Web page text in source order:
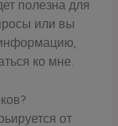
полезна для
или вы
ко мне.
от